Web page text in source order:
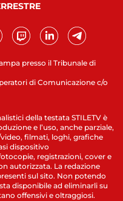
presso il Tribunale di
di Comunicazione c/o
della testata STILETV è
e l’uso, anche parziale,
filmati, loghi, grafiche
dispositivo
registrazioni, cover e
autorizzata. La redazione
sul sito. Non potendo
disponibile ad eliminarli su
offensivi e oltraggiosi.